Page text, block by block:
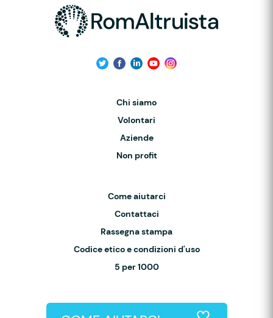
Chi siamo
Volontari
Aziende
Non profit
Come aiutarci
Contattaci
Rassegna stampa
Codice etico e condizioni d'uso
5 per 1000